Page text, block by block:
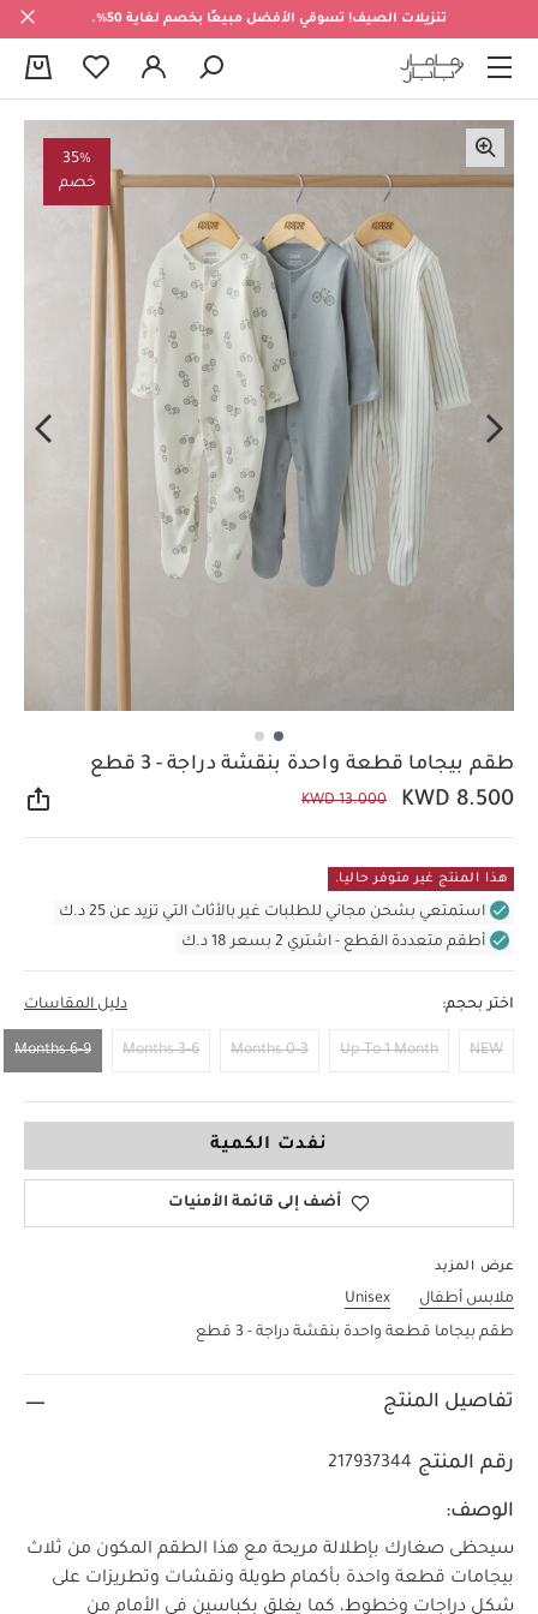
تنزيلات الصيف! تسوقي الأفضل مبيعًا بخصم لغاية 50%.
35%
خصم
طقم بيجاما قطعة واحدة بنقشة دراجة - 3 قطع
KWD 8.500
KWD 13.000
هذا المنتج غير متوفر حاليا.
استمتعي بشحن مجاني للطلبات غير بالأثاث التي تزيد عن 25 د.ك
أطقم متعددة القطع - اشتري 2 بسعر 18 د.ك
اختر بحجم: دليل المقاسات
NEW
Up To 1 Month
0-3 Months
3-6 Months
6-9 Months
نفدت الكمية
أضف إلى قائمة الأمنيات
عرض المزيد
ملابس أطفال
Unisex
طقم بيجاما قطعة واحدة بنقشة دراجة - 3 قطع
تفاصيل المنتج
رقم المنتج 217937344
الوصف:
سيحظى صغارك بإطلالة مريحة مع هذا الطقم المكون من ثلاث
بيجامات قطعة واحدة بأكمام طويلة ونقشات وتطريزات على
شكل دراجات وخطوط، كما يغلق بكباسين في الأمام من